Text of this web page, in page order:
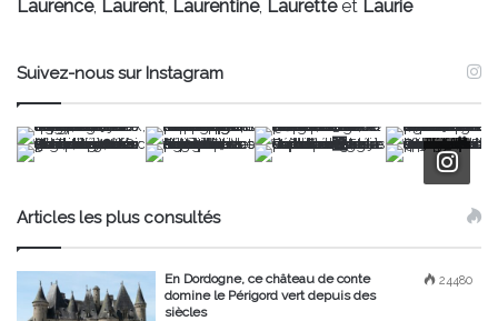
Laurence, Laurent Laurentine, Lauretteet Laurie
Suivez-nous sur Instagram
Articles les plus consultés
24480
En Dordogne, ce château de conte
domine le Périgord vert depuis des
siècles